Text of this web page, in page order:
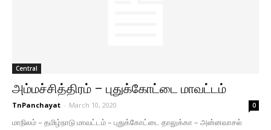
Central
அம்மச்சித்திரம் – புதுக்கோட்டை மாவட்டம்
TnPanchayat - March 10, 2020 0
மாநிலம் – தமிழ்நாடு மாவட்டம் – புதுக்கோட்டை தாலுக்கா – அன்னவாசல்